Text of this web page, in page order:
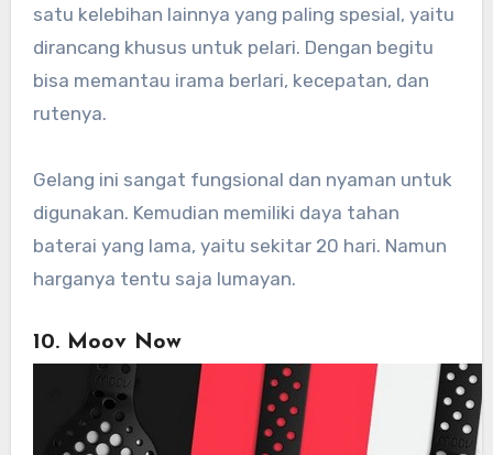
satu kelebihan lainnya yang paling spesial, yaitu
dirancang khusus untuk pelari. Dengan begitu
bisa memantau irama berlari, kecepatan, dan
rutenya.
Gelang ini sangat fungsional dan nyaman untuk
digunakan. Kemudian memiliki daya tahan
baterai yang lama, yaitu sekitar 20 hari. Namun
harganya tentu saja lumayan.
10. Moov Now